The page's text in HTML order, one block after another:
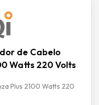
de Cabelo
Watts 220 Volts
Plus 2100 Watts 220